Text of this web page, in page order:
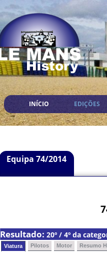
INÍCIO EDIÇÕES
Equipa 74/2014
Resultado: 20º / 4º da
Viatura Pilotos Motor Resumo